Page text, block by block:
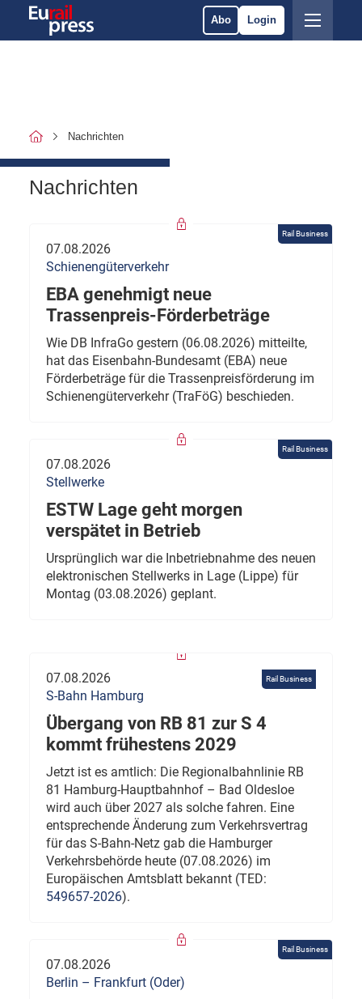
Abo Login
Nachrichten
Nachrichten
Rail Business
07.08.2026
Schienengüterverkehr
EBA genehmigt neue
Trassenpreis-Förderbeträge
Wie DB InfraGo gestern (06.08.2026) mitteilte,
hat das Eisenbahn-Bundesamt (EBA) neue
Förderbeträge für die Trassenpreisförderung im
Schienengüterverkehr (TraFöG) beschieden.
Rail Business
07.08.2026
Stellwerke
ESTW Lage geht morgen
verspätet in Betrieb
Ursprünglich war die Inbetriebnahme des neuen
elektronischen Stellwerks in Lage (Lippe) für
Montag (03.08.2026) geplant.
Rail Business
07.08.2026
S-Bahn Hamburg
Übergang von RB 81 zur S 4
kommt frühestens 2029
Jetzt ist es amtlich: Die Regionalbahnlinie RB
81 Hamburg-Hauptbahnhof – Bad Oldesloe
wird auch über 2027 als solche fahren. Eine
entsprechende Änderung zum Verkehrsvertrag
für das S-Bahn-Netz gab die Hamburger
Verkehrsbehörde heute (07.08.2026) im
Europäischen Amtsblatt bekannt (TED:
549657-2026).
Rail Business
07.08.2026
Berlin – Frankfurt (Oder)